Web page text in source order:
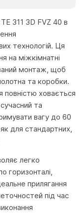
311 3D FVZ 40 в
технологій. Ця
на міжкімнатні
монтаж, щоб
та коробки.
повністю ховається
та
вагу до 60
для стандартних,
легко
горизонталі,
прилягання
під час